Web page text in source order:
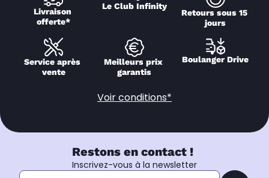
Livraison
offerte*
Le Club Infinity
Retours sous 15
jours
Service après
vente
Meilleurs prix
garantis
Boulanger Drive
Voir conditions*
Restons en contact !
Inscrivez-vous à la newsletter